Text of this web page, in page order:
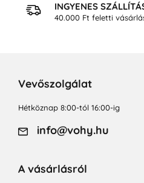
INGYENES
40.000 Ft feletti
Vevőszolgálat
Hétköznap 8:00-tól 16:00-ig
info@vohy.hu
A vásárlásról